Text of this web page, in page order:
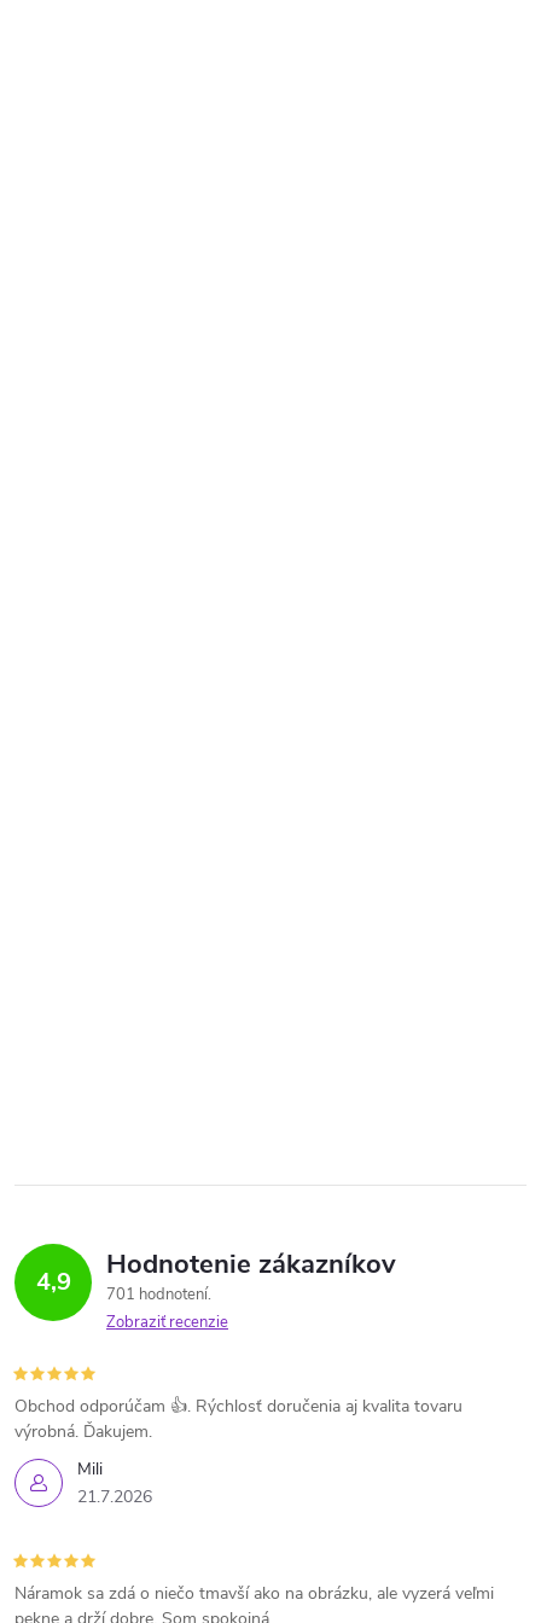
4,9 Hodnotenie zákazníkov
701 hodnotení
Zobraziť recenzie
Mili
21.7.2026
Obchod odporúčam 👍. Rýchlosť doručenia aj kvalita tovaru
výrobná. Ďakujem.
Náramok sa zdá o niečo tmavší ako na obrázku, ale vyzerá veľmi